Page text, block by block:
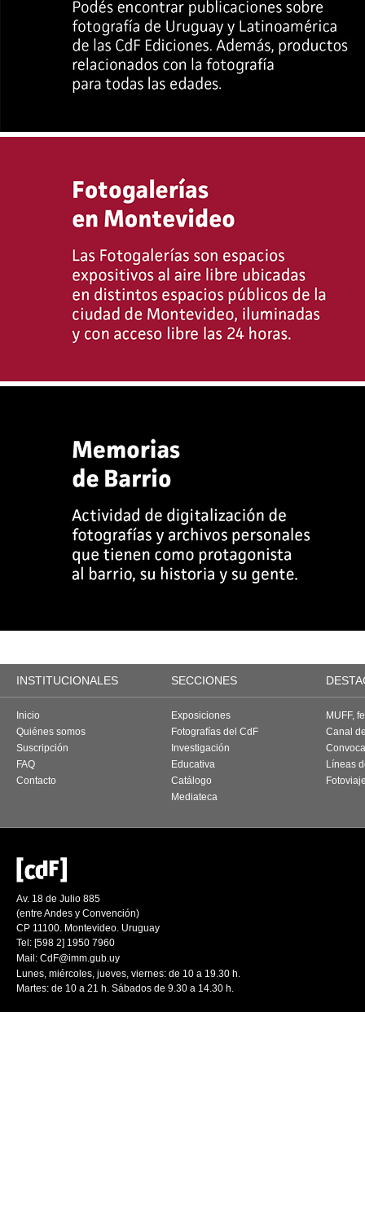
INSTITUCIONALES SECCIONES
Inicio
Quiénes somos
Suscripción
FAQ
Contacto
Exposiciones
Fotografías del CdF
Investigación
Educativa
Catálogo
Mediateca
MUFF,
Canal
Líneas
Av. 18 de Julio 885
(entre Andes y Convención)
CP 11100. Montevideo. Uruguay
Tel: [598 2] 1950 7960
Mail: CdF@imm.gub.uy
Lunes, miércoles, jueves, viernes: de 10 a 19.30 h.
Martes: de 10 a 21 h. Sábados de 9.30 a 14.30 h.